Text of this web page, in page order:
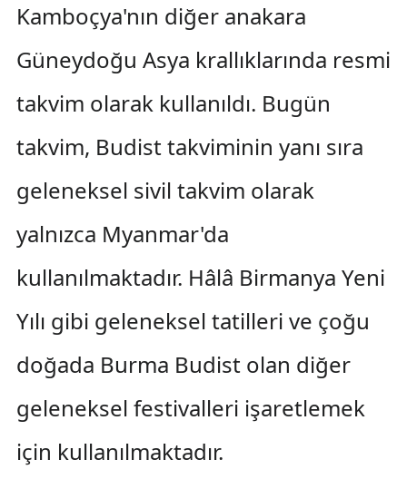
Kamboçya'nın diğer anakara
Güneydoğu Asya krallıklarında resmi
takvim olarak kullanıldı. Bugün
takvim, Budist takviminin yanı sıra
geleneksel sivil takvim olarak
yalnızca Myanmar'da
kullanılmaktadır. Hâlâ Birmanya Yeni
Yılı gibi geleneksel tatilleri ve çoğu
doğada Burma Budist olan diğer
geleneksel festivalleri işaretlemek
için kullanılmaktadır.